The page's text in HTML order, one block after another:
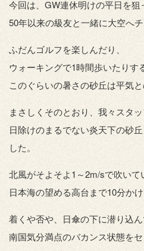
今回は、GW連休明けの平日を狙
50年以来の級友と一緒に大空へチ
ふだんゴルフを楽しんだり、
ウォーキングで1時間歩いたりす
このぐらいの暑さの砂丘は平気と
まさしくそのとおり、我々スタ
日除けのまるでない炎天下の砂
した。
北風がそよそよ1～2m/sで吹いて
日本海の望める高台まで10分かけ
着くや否や、日傘の下に潜り込ん
南国気分満点のバカンス状態をセ